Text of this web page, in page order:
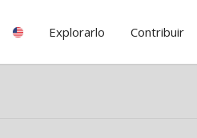
Explorarlo Contribuir